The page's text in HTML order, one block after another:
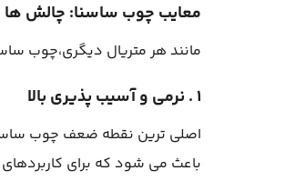
معایب چوب ساسنا: چالش
مانند هر متریال دیگری،چوب
۱ . نرمی و آسیب پذیری بالا
اصلی ترین نقطه ضعف چوب
باعث می شود که برای